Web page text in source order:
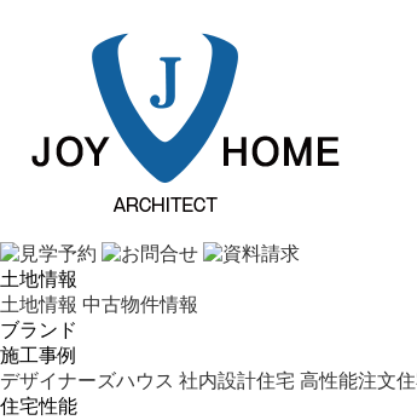
土地情報
土地情報 中古物件情報
ブランド
施工事例
デザイナーズハウス 社内設計住宅 高性能注文
住宅性能